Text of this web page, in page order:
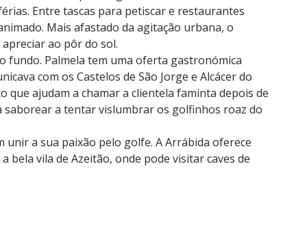
Entre tascas para petiscar e restaurantes
Mais afastado da agitação urbana, o
ao pôr do sol.
fundo. Palmela tem uma oferta gastronómica
com os Castelos de São Jorge e Alcácer do
que ajudam a chamar a clientela faminta depois de
saborear a tentar vislumbrar os golfinhos roaz do
a sua paixão pelo golfe. A Arrábida oferece
bela vila de Azeitão, onde pode visitar caves de